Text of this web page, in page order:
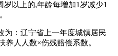
以上的,年龄每增加1岁减少1
为：辽宁省上一年度城镇居民
养人人数×伤残赔偿系数。